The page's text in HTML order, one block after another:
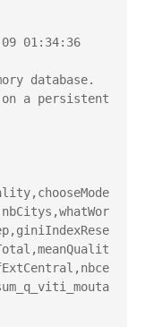
01:34:36
database.
on a persistent